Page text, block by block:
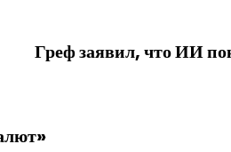
Греф заявил, что ИИ